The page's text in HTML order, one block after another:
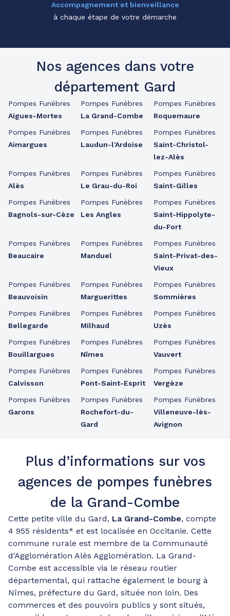
Accompagnement et bienveillance
à chaque étape de votre démarche
Nos agences dans votre
département Gard
Pompes Funèbres
Aigues-Mortes
Pompes Funèbres
Aimargues
Pompes Funèbres
Alès
Pompes Funèbres
Bagnols-sur-Cèze
Pompes Funèbres
Beaucaire
Pompes Funèbres
Beauvoisin
Pompes Funèbres
Bellegarde
Pompes Funèbres
Bouillargues
Pompes Funèbres
Calvisson
Pompes Funèbres
Garons
Pompes Funèbres
La Grand-Combe
Pompes Funèbres
Laudun-l'Ardoise
Pompes Funèbres
Le Grau-du-Roi
Pompes Funèbres
Les Angles
Pompes Funèbres
Manduel
Pompes Funèbres
Marguerittes
Pompes Funèbres
Milhaud
Pompes Funèbres
Nîmes
Pompes Funèbres
Pont-Saint-Esprit
Pompes Funèbres
Rochefort-du-
Gard
Pompes Funèbres
Roquemaure
Pompes Funèbres
Saint-Christol-
lez-Alès
Pompes Funèbres
Saint-Gilles
Pompes Funèbres
Saint-Hippolyte-
du-Fort
Pompes Funèbres
Saint-Privat-des-
Vieux
Pompes Funèbres
Sommières
Pompes Funèbres
Uzès
Pompes Funèbres
Vauvert
Pompes Funèbres
Vergèze
Pompes Funèbres
Villeneuve-lès-
Avignon
Plus d’informations sur vos
agences de pompes funèbres
de la Grand-Combe
Cette petite ville du Gard, La Grand-Combe, compte
4 955 résidents* et est localisée en Occitanie. Cette
commune rurale est membre de la Communauté
d'Agglomération Alès Agglomération. La Grand-
Combe est accessible via le réseau routier
départemental, qui rattache également le bourg à
Nîmes, préfecture du Gard, située non loin. Des
commerces et des pouvoirs publics y sont situés,